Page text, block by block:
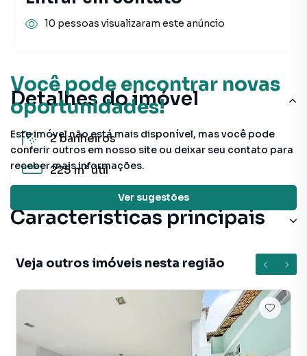
Você pode encontrar novas
oportunidades!
Este imóvel não está mais disponível, mas você pode
conferir outros em nosso site ou deixar seu contato para
receber mais informações.
Ver sugestões
Detalhes do imóvel
2banheiros
225 m²útil
Características principais
Veja outros imóveis nesta região
10 pessoas visualizaram este anúncio